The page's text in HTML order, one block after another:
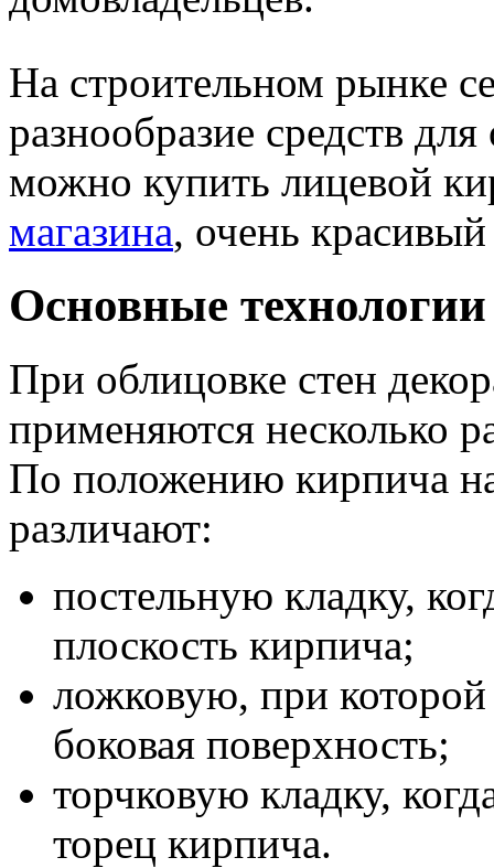
На строительном рынке
разнообразие средств
можно купить лицевой
магазина, очень
Основные
При облицовке стен
применяются несколько
По положению кирпича
различают:
постельную кладку,
плоскость кирпича;
ложковую, при которой
боковая поверхность;
торчковую кладку,
торец кирпича.